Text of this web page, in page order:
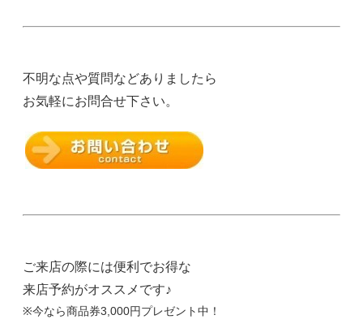
不明な点や質問などありましたら
お気軽にお問合せ下さい。
ご来店の際には便利でお得な
来店予約がオススメです♪
※今なら商品券3,000円プレゼント中！